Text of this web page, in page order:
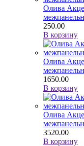
Олива
250.00
В корзину
Олива
1650.00
В корзину
Олива
3520.00
В корзину